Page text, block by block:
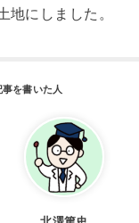
地にしました。